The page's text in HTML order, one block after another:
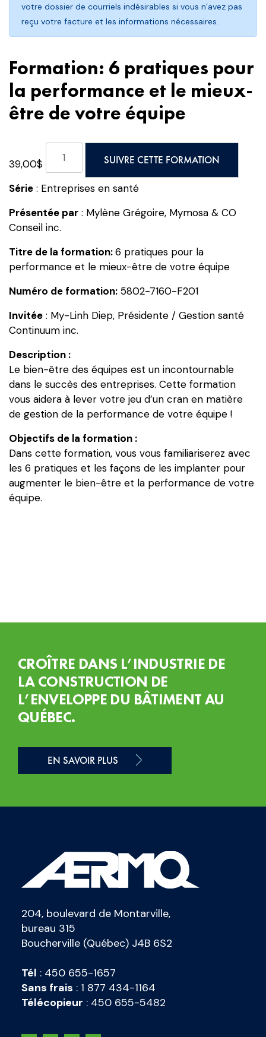
votre dossier de courriels indésirables si vous n’avez pas
reçu votre facture et les informations nécessaires.
Formation: 6 pratiques pour
la performance et le mieux-
être de votre équipe
39,00$
Formation:
6
pratiques
pour
performance
et
mieux-
être
de
équipe
SUIVRE CETTE FORMATION
Série : Entreprises en santé
Présentée par : Mylène Grégoire, Mymosa & CO
Conseil inc.
Titre de la formation:6 pratiques pour la
performance et le mieux-être de votre équipe
Numéro de formation: 5802-7160-F201
Invitée : My-Linh Diep, Présidente / Gestion santé
Continuum inc.
Description :
Le bien-être des équipes est un incontournable
dans le succès des entreprises. Cette formation
vous aidera à lever votre jeu d’un cran en matière
de gestion de la performance de votre équipe !
Objectifs de la formation :
Dans cette formation, vous vous familiariserez avec
les 6 pratiques et les façons de les implanter pour
augmenter le bien-être et la performance de votre
équipe.
CROÎTRE DANS L’INDUSTRIE DE
LA CONSTRUCTION DE
L’ENVELOPPE DU BÂTIMENT AU
QUÉBEC.
EN SAVOIR PLUS
204, boulevard de Montarville,
bureau 315
Boucherville (Québec) J4B 6S2
Tél : 450 655-1657
Sans frais : 1 877 434-1164
Télécopieur : 450 655-5482